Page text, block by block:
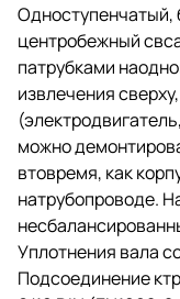
Одноступенчатый,
центробежный
патрубками
извлечения сверху,
можно
втовремя, как
натрубопроводе.
Уплотнения вала
Подсоединение